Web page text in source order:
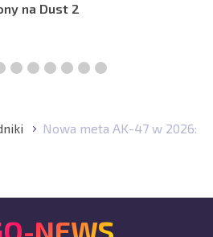
na Dust 2
Nowa meta AK-47 w 2026: